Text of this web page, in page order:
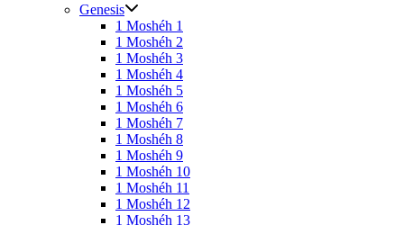
Genesis
1 Moshéh 1
1 Moshéh 2
1 Moshéh 3
1 Moshéh 4
1 Moshéh 5
1 Moshéh 6
1 Moshéh 7
1 Moshéh 8
1 Moshéh 9
1 Moshéh 10
1 Moshéh 11
1 Moshéh 12
1 Moshéh 13